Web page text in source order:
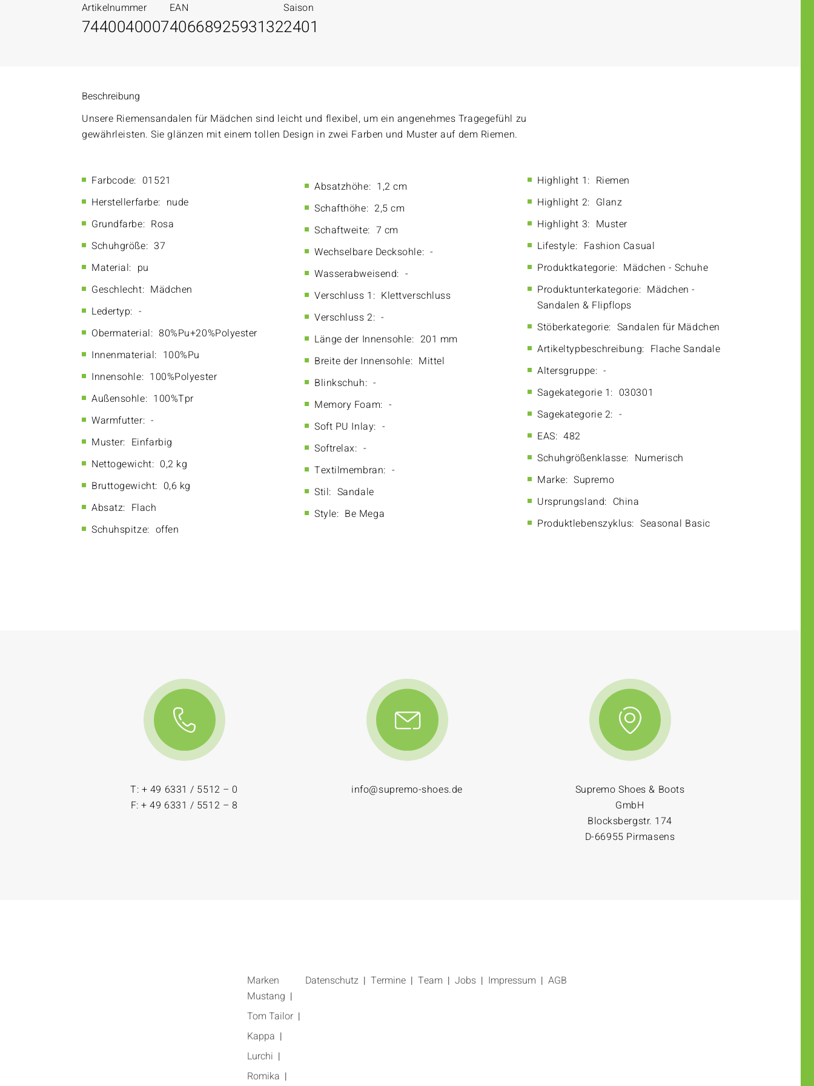
Artikelnummer
7440040007
EAN
4066892593132
Saison
2401
Beschreibung
Unsere Riemensandalen für Mädchen sind leicht und flexibel, um ein angenehmes Tragegefühl zu
gewährleisten. Sie glänzen mit einem tollen Design in zwei Farben und Muster auf dem Riemen.
Farbcode: 01521
Herstellerfarbe: nude
Grundfarbe: Rosa
Schuhgröße: 37
Material: pu
Geschlecht: Mädchen
Ledertyp: -
Obermaterial: 80%Pu+20%Polyester
Innenmaterial: 100%Pu
Innensohle: 100%Polyester
Außensohle: 100%Tpr
Warmfutter: -
Muster: Einfarbig
Nettogewicht: 0,2 kg
Bruttogewicht: 0,6 kg
Absatz: Flach
Schuhspitze: offen
Absatzhöhe: 1,2 cm
Schafthöhe: 2,5 cm
Schaftweite: 7 cm
Wechselbare Decksohle: -
Wasserabweisend: -
Verschluss 1: Klettverschluss
Verschluss 2: -
Länge der Innensohle: 201 mm
Breite der Innensohle: Mittel
Blinkschuh: -
Memory Foam: -
Soft PU Inlay: -
Softrelax: -
Textilmembran: -
Stil: Sandale
Style: Be Mega
Highlight 1: Riemen
Highlight 2: Glanz
Highlight 3: Muster
Lifestyle: Fashion Casual
Produktkategorie: Mädchen - Schuhe
Produktunterkategorie: Mädchen -
Sandalen & Flipflops
Stöberkategorie: Sandalen für Mädchen
Artikeltypbeschreibung: Flache Sandale
Altersgruppe: -
Sagekategorie 1: 030301
Sagekategorie 2: -
EAS: 482
Schuhgrößenklasse: Numerisch
Marke: Supremo
Ursprungsland: China
Produktlebenszyklus: Seasonal Basic
T: + 49 6331 / 5512 – 0
F: + 49 6331 / 5512 – 8
info@supremo-shoes.de
Supremo Shoes & Boots
GmbH
Blocksbergstr. 174
D-66955 Pirmasens
Marken
Mustang
Tom Tailor
Kappa
Lurchi
Romika
Datenschutz Termine Team Jobs Impressum AGB